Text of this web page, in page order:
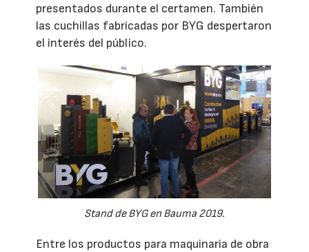
presentados durante el certamen. También
las cuchillas fabricadas por BYG despertaron
el interés del público.
Stand de BYG en Bauma 2019.
Entre los productos para maquinaria de obra